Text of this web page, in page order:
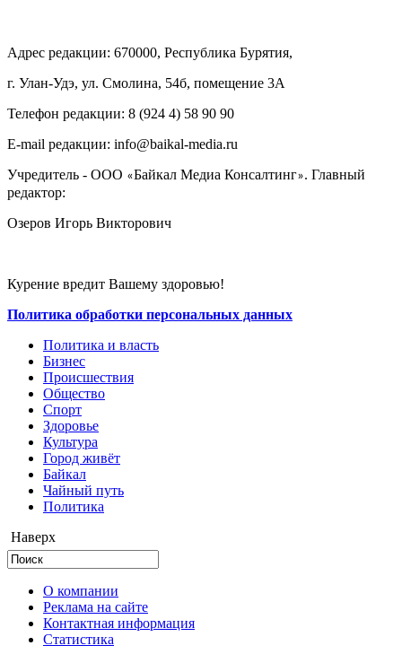
Адрес редакции: 670000, Республика Бурятия,
г. Улан-Удэ, ул. Смолина, 54б, помещение 3А
Телефон редакции: ‎‎8 (924 4) 58 90 90
E-mail редакции: info@baikal-media.ru
Учредитель - ООО «Байкал Медиа Консалтинг». Главный
редактор:
Озеров Игорь Викторович
Курение вредит Вашему здоровью!
Политика обработки персональных данных
Политика и власть
Бизнес
Происшествия
Общество
Cпорт
Здоровье
Культура
Город живёт
Байкал
Чайный путь
Политика
Наверх
О компании
Реклама на сайте
Контактная информация
Статистика